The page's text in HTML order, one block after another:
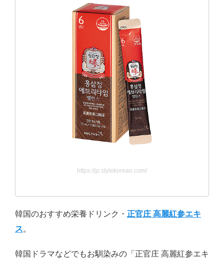
https://jp.stylekorean.com/
韓国のおすすめ栄養ドリンク・ 正官庄 高麗紅参エキ
ス。
韓国ドラマなどでもお馴染みの「正官庄 高麗紅参エキ